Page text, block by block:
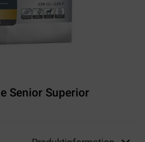
Senior Superior